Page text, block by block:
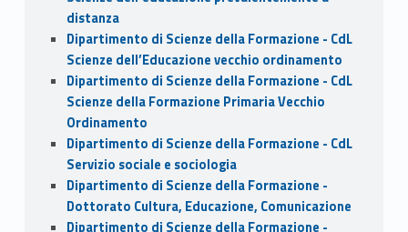
distanza
Dipartimento di Scienze della Formazione - CdL
Scienze dell’Educazione vecchio ordinamento
Dipartimento di Scienze della Formazione - CdL
Scienze della Formazione Primaria Vecchio
Ordinamento
Dipartimento di Scienze della Formazione - CdL
Servizio sociale e sociologia
Dipartimento di Scienze della Formazione -
Dottorato Cultura, Educazione, Comunicazione
Dipartimento di Scienze della Formazione -